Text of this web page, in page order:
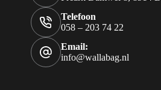
Telefoon
058 – 203 74 22
Email:
info@wallabag.nl